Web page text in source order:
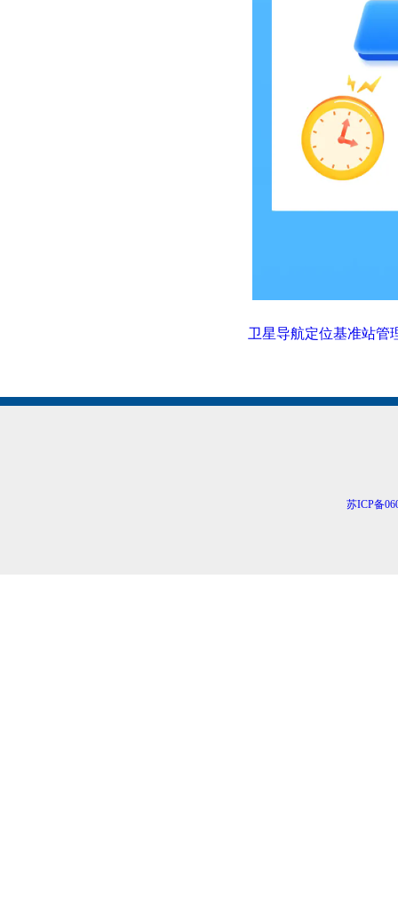
卫星导航定位基准站管
苏ICP备